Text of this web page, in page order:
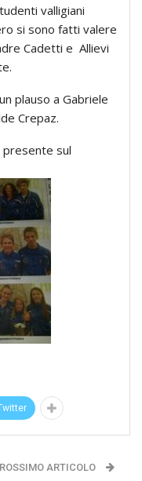
valligiani
si sono fatti valere
Cadetti e Allievi
plauso a Gabriele
Crepaz.
sul
ARTICOLO